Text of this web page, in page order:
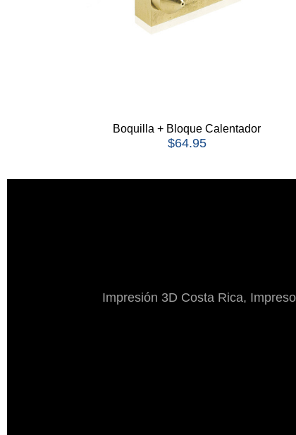
Boquilla + Bloque Calentador
$64.95
Impresión 3D Costa Rica,